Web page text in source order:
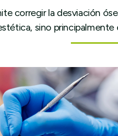
corregir la desviación
sino